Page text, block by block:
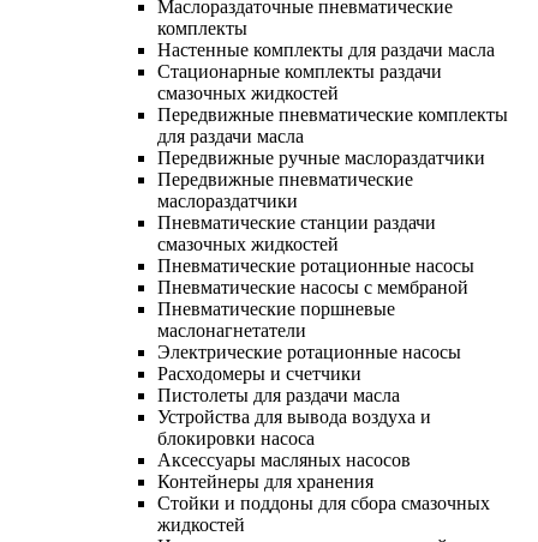
Маслораздаточные пневматические
комплекты
Настенные комплекты для раздачи масла
Стационарные комплекты раздачи
смазочных жидкостей
Передвижные пневматические комплекты
для раздачи масла
Передвижные ручные маслораздатчики
Передвижные пневматические
маслораздатчики
Пневматические станции раздачи
смазочных жидкостей
Пневматические ротационные насосы
Пневматические насосы с мембраной
Пневматические поршневые
маслонагнетатели
Электрические ротационные насосы
Расходомеры и счетчики
Пистолеты для раздачи масла
Устройства для вывода воздуха и
блокировки насоса
Аксессуары масляных насосов
Контейнеры для хранения
Стойки и поддоны для сбора смазочных
жидкостей